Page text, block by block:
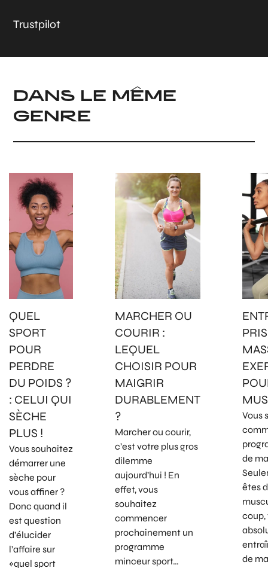
Trustpilot
DANS LE MÊME
GENRE
QUEL
SPORT
POUR
PERDRE
DU POIDS ?
: CELUI QUI
SÈCHE
PLUS !
Vous souhaitez
démarrer une
sèche pour
vous affiner ?
Donc quand il
est question
d’élucider
l’affaire sur
«quel sport
MARCHER OU
COURIR :
LEQUEL
CHOISIR POUR
MAIGRIR
DURABLEMENT
?
Marcher ou courir,
c’est votre plus gros
dilemme
aujourd’hui ! En
effet, vous
souhaitez
commencer
prochainement un
programme
minceur sport…
Vous
de
êtes
coup,
de